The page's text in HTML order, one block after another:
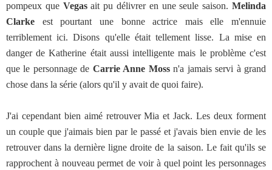
pompeux que Vegasait pu délivrer en une seule saison.Melinda
Clarke est pourtant une bonne actrice mais elle m'ennuie
terriblement ici. Disons qu'elle était tellement lisse. La mise en
danger de Katherine était aussi intelligente mais le problème c'est
que le personnage de Carrie Anne Mossn'a jamais servi à grand
chose dans la série (alors qu'il y avait de quoi faire).
J'ai cependant bien aimé retrouver Mia et Jack. Les deux forment
un couple que j'aimais bien par le passé et j'avais bien envie de les
retrouver dans la dernière ligne droite de la saison. Le fait qu'ils se
rapprochent à nouveau permet de voir à quel point les personnages